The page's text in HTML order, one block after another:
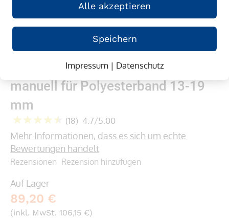
Alle akzeptieren
Speichern
Impressum| Datenschutz
der
Bildergalerie
springen
Spanngerät / Umreifungsgerät
manuell für Polyesterband 13-19
mm
94
% of100
(18) 4.7/5.00
Mehr Informationen, dass es sich um echte
Bewertungen handelt
Rezensionen Rezension hinzufügen
Auf Lager
89,20 €
(inkl. MwSt. 106,15 €)